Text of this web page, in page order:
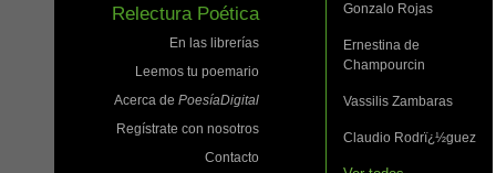
Relectura Poética
En las librerías
Leemos tu poemario
Acerca de PoesíaDigital
Regístrate con nosotros
Contacto
Gonzalo Rojas
Ernestina de
Champourcin
Vassilis Zambaras
Claudio Rodrï¿½guez